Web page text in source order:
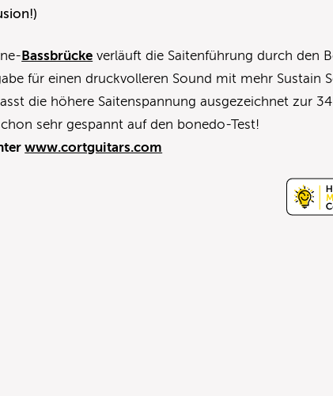
Bassbrücke verläuft die Saitenführung durch den
für einen druckvolleren Sound mit mehr Sustain
die höhere Saitenspannung ausgezeichnet zur
sehr gespannt auf den bonedo-Test!
www.cortguitars.com